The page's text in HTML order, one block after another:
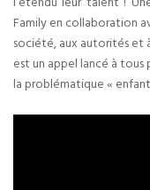
Family en collaboration
société, aux autorités et
est un appel lancé à
la problématique «